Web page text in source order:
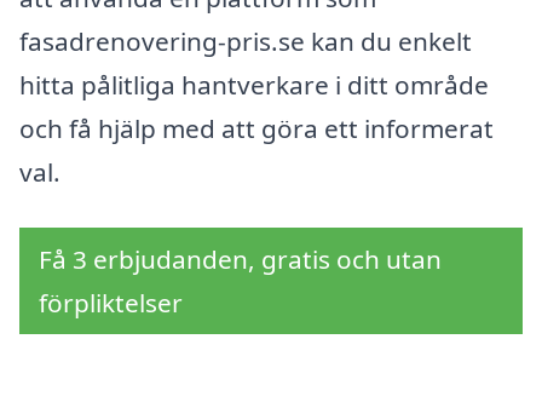
fasadrenovering-pris.se kan du enkelt
hitta pålitliga hantverkare i ditt område
och få hjälp med att göra ett informerat
val.
Få 3 erbjudanden, gratis och utan
förpliktelser